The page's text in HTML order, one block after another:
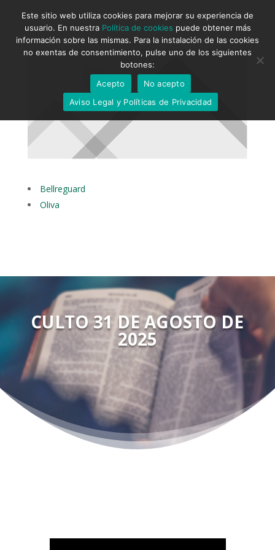
Bellreguard
Oliva
CULTO 31 DE AGOSTO DE
2025
Este sitio web utiliza cookies para mejorar su experiencia de
usuario. En nuestra Política de cookies puede obtener más
información sobre las mismas. Para la instalación de las cookies
no exentas de consentimiento, pulse uno de los siguientes
botones:
Acepto
No acepto
Aviso Legal y Políticas de Privacidad